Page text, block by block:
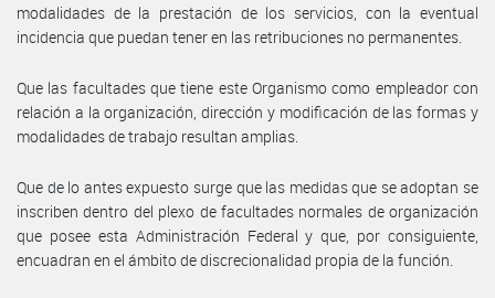
modalidades de la prestación de los servicios, con la eventual
incidencia que puedan tener en las retribuciones no permanentes.
Que las facultades que tiene este Organismo como empleador con
relación a la organización, dirección y modificación de las formas y
modalidades de trabajo resultan amplias.
Que de lo antes expuesto surge que las medidas que se adoptan se
inscriben dentro del plexo de facultades normales de organización
que posee esta Administración Federal y que, por consiguiente,
encuadran en el ámbito de discrecionalidad propia de la función.